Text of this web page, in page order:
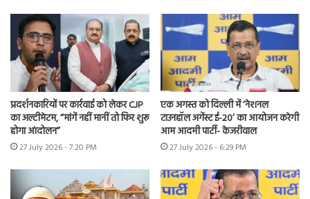
प्रदर्शनकारियों पर कार्रवाई को लेकर CJP
का अल्टीमेटम, “मांगें नहीं मानीं तो फिर शुरू
होगा आंदोलन”
27 July 2026 - 7:20 PM
एक अगस्त को दिल्ली में ‘नेशनल
टाउनहॉल अगेंस्ट ई-20’ का आयोजन करेगी
आम आदमी पार्टी- केजरीवाल
27 July 2026 - 6:29 PM